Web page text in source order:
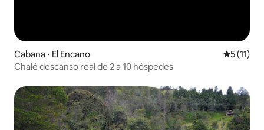
Cabana ⋅ El Encano 5 de uma
5 (11)
Chalé descanso real de 2 a 10 hóspedes